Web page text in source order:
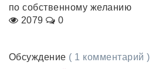
по собственному желанию
2079
0
Обсуждение ( 1 комментарий )